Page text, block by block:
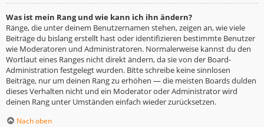
Was ist mein Rang und wie kann ich ihn ändern?
Ränge, die unter deinem Benutzernamen stehen, zeigen an, wie viele
Beiträge du bislang erstellt hast oder identifizieren bestimmte Benutzer
wie Moderatoren und Administratoren. Normalerweise kannst du den
Wortlaut eines Ranges nicht direkt ändern, da sie von der Board-
Administration festgelegt wurden. Bitte schreibe keine sinnlosen
Beiträge, nur um deinen Rang zu erhöhen — die meisten Boards dulden
dieses Verhalten nicht und ein Moderator oder Administrator wird
deinen Rang unter Umständen einfach wieder zurücksetzen.
Nach oben